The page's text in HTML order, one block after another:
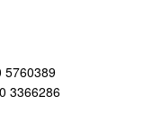
5760389
3366286